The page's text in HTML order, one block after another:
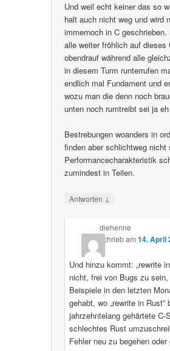
Und weil echt keiner das so
halt auch nicht weg und wird
immernoch in C
alle weiter fröhlich auf dieses
obendrauf während alle
in diesem Turm runterrufen
endlich mal Fundament und
wozu man die denn noch
unten noch rumtreibt sei ja
Bestrebungen woanders in
finden aber schlichtweg
Performancecharakteristik
zumindest in Teilen.
Antworten ↓
diehenne
schriebam 14. April
Und hinzu kommt: „rewrite
nicht, frei von Bugs zu
Beispiele in den letzten
gehabt, wo „rewrite in Rust”
jahrzehntelang gehärtete C-
schlechtes Rust
Fehler neu zu begehen oder